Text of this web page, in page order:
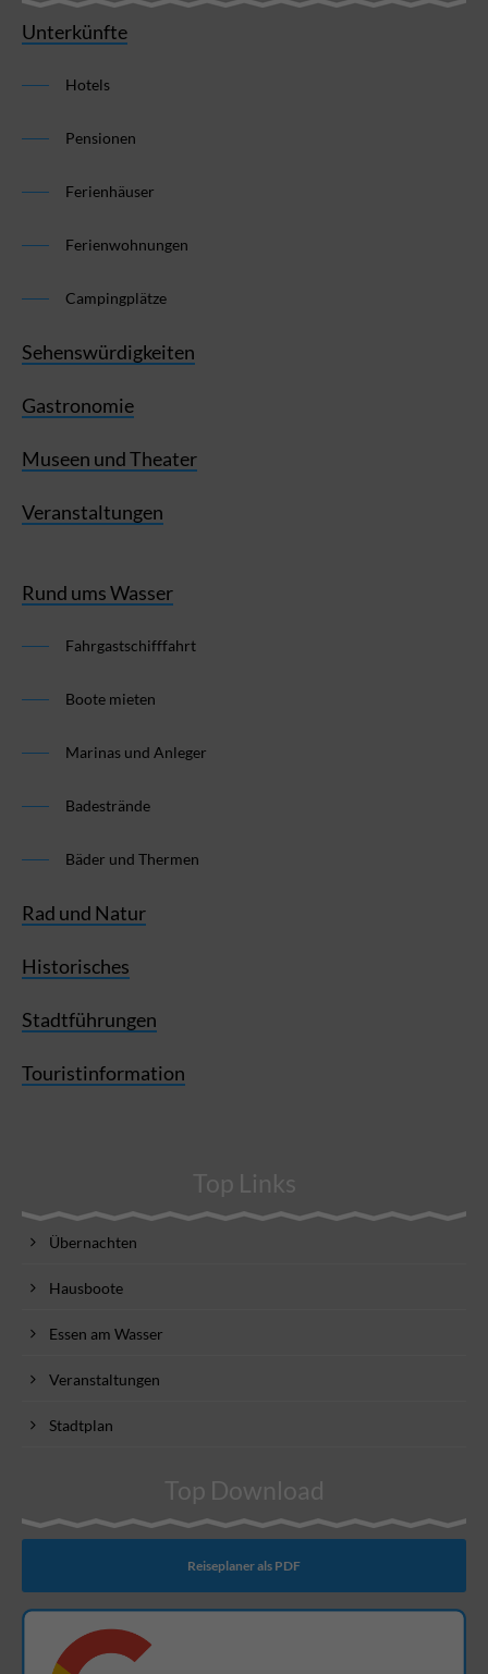
Unterkünfte
Hotels
Pensionen
Ferienhäuser
Ferienwohnungen
Campingplätze
Sehenswürdigkeiten
Gastronomie
Museen und Theater
Veranstaltungen
Rund ums Wasser
Fahrgastschifffahrt
Boote mieten
Marinas und Anleger
Badestrände
Bäder und Thermen
Rad und Natur
Historisches
Stadtführungen
Touristinformation
Top Links
Übernachten
Hausboote
Essen am Wasser
Veranstaltungen
Stadtplan
Top Download
Reiseplaner als PDF